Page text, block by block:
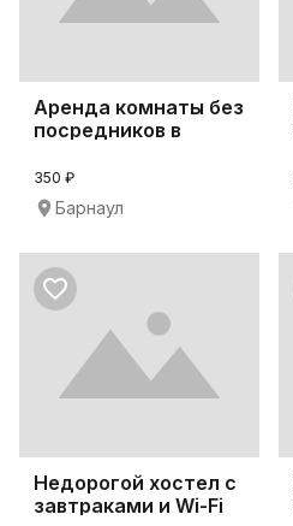
Аренда комнаты без
посредников в
350 ₽
Барнаул
Недорогой хостел с
завтраками и Wi-Fi